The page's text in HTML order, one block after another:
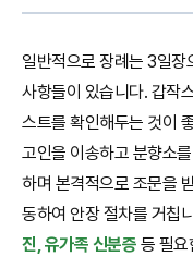
일반적으로 장례는 3일장
사항들이 있습니다. 갑작
스트를 확인해두는 것이
고인을 이송하고 분향소
하며 본격적으로 조문을
동하여 안장 절차를 거칩
진, 유가족 신분증 등 필요